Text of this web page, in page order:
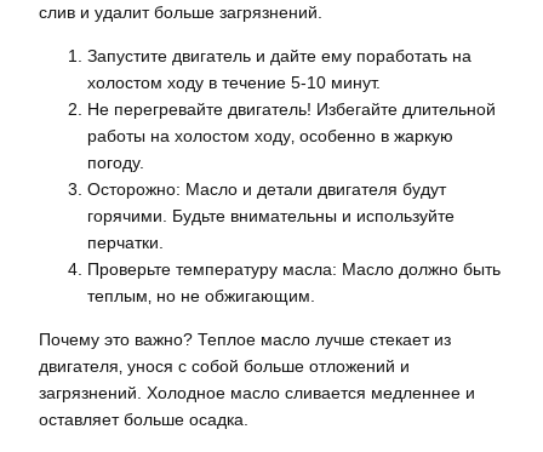
слив и удалит больше загрязнений.
Запустите двигатель и дайте ему поработать на
холостом ходу в течение 5-10 минут.
Не перегревайте двигатель! Избегайте длительной
работы на холостом ходу‚ особенно в жаркую
погоду.
Осторожно: Масло и детали двигателя будут
горячими. Будьте внимательны и используйте
перчатки.
Проверьте температуру масла: Масло должно быть
теплым‚ но не обжигающим.
Почему это важно? Теплое масло лучше стекает из
двигателя‚ унося с собой больше отложений и
загрязнений. Холодное масло сливается медленнее и
оставляет больше осадка.